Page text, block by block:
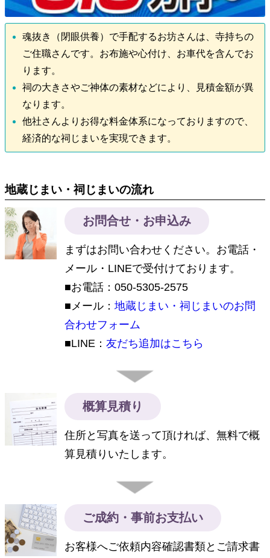
魂抜き（閉眼供養）で手配するお坊さんは、寺持ちの
ご住職さんです。お布施や心付け、お車代を含んでお
ります。
祠の大きさやご神体の素材などにより、見積金額が異
なります。
他社さんよりお得な料金体系になっておりますので、
経済的な祠じまいを実現できます。
地蔵じまい・祠じまいの流れ
お問合せ・お申込み
まずはお問い合わせください。お電話・
メール・LINEで受付けております。
■お電話：050-5305-2575
■メール：地蔵じまい・祠じまいのお問
合わせフォーム
■LINE：友だち追加はこちら
概算見積り
住所と写真を送って頂ければ、無料で概
算見積りいたします。
ご成約・事前お支払い
お客様へご依頼内容確認書類とご請求書